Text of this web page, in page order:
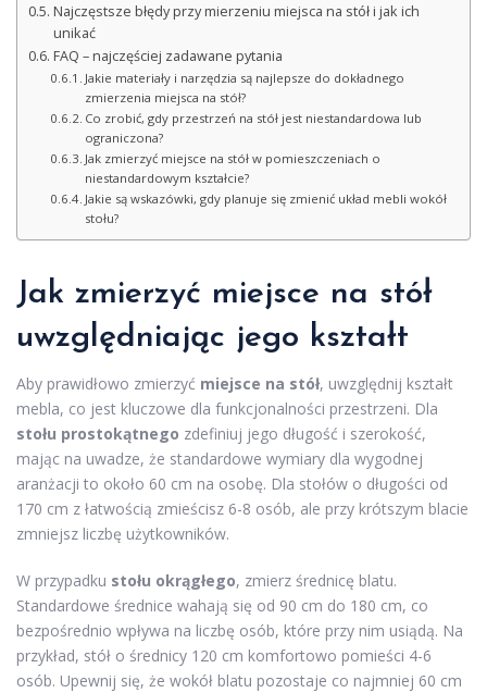
Najczęstsze błędy przy mierzeniu miejsca na stół i jak ich
unikać
FAQ – najczęściej zadawane pytania
Jakie materiały i narzędzia są najlepsze do dokładnego
zmierzenia miejsca na stół?
Co zrobić, gdy przestrzeń na stół jest niestandardowa lub
ograniczona?
Jak zmierzyć miejsce na stół w pomieszczeniach o
niestandardowym kształcie?
Jakie są wskazówki, gdy planuje się zmienić układ mebli wokół
stołu?
Jak zmierzyć miejsce na stół
uwzględniając jego kształt
Aby prawidłowo zmierzyć miejsce na stół, uwzględnij kształt
mebla, co jest kluczowe dla funkcjonalności przestrzeni. Dla
stołu prostokątnego zdefiniuj jego długość i szerokość,
mając na uwadze, że standardowe wymiary dla wygodnej
aranżacji to około 60 cm na osobę. Dla stołów o długości od
170 cm z łatwością zmieścisz 6-8 osób, ale przy krótszym blacie
zmniejsz liczbę użytkowników.
W przypadku stołu okrągłego, zmierz średnicę blatu.
Standardowe średnice wahają się od 90 cm do 180 cm, co
bezpośrednio wpływa na liczbę osób, które przy nim usiądą. Na
przykład, stół o średnicy 120 cm komfortowo pomieści 4-6
osób. Upewnij się, że wokół blatu pozostaje co najmniej 60 cm